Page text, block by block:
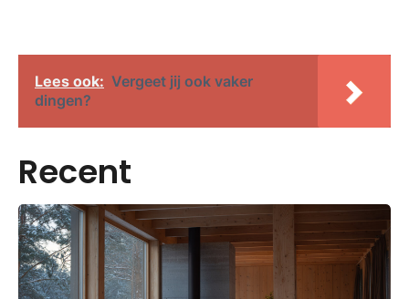
Lees ook: Vergeet jij ook vaker
dingen?
Recent